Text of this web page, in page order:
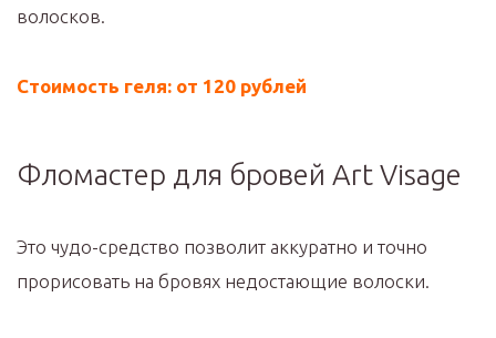
волосков.
Стоимость геля: от 120 рублей
Фломастер для бровей Art Visage
Это чудо-средство позволит аккуратно и точно
прорисовать на бровях недостающие волоски.